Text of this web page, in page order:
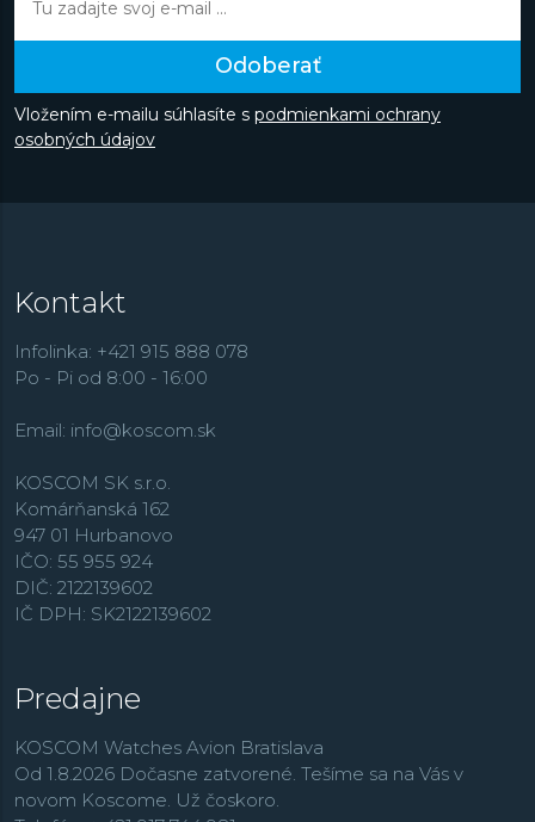
Odoberať
Vložením e-mailu súhlasíte s podmienkami ochrany
osobných údajov
Kontakt
Infolinka: +421 915 888 078
Po - Pi od 8:00 - 16:00
Email: info@koscom.sk
KOSCOM SK s.r.o.
Komárňanská 162
947 01 Hurbanovo
IČO: 55 955 924
DIČ: 2122139602
IČ DPH: SK2122139602
Predajne
KOSCOM Watches Avion Bratislava
Od 1.8.2026 Dočasne zatvorené. Tešíme sa na Vás v
novom Koscome. Už čoskoro.